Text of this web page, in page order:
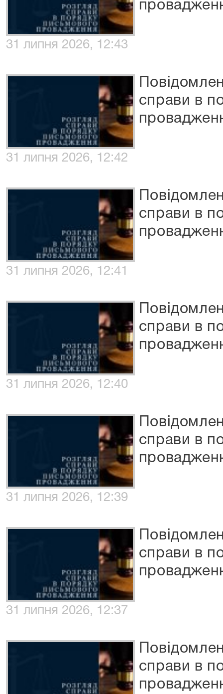
31 липня 2026, 12:43
справи в
31 липня 2026, 12:42
справи в
31 липня 2026, 12:41
справи в
31 липня 2026, 12:40
справи в
31 липня 2026, 12:39
справи в
31 липня 2026, 12:37
справи в